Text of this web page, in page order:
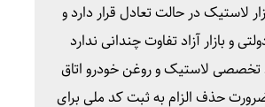
لاستیک در حالت تعادل قرار دارد و
و بازار آزاد تفاوت چندانی ندارد
لاستیک و روغن خودرو اتاق
حذف الزام به ثبت کد ملی برای